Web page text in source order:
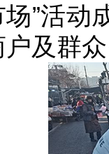
场”活动
户及群